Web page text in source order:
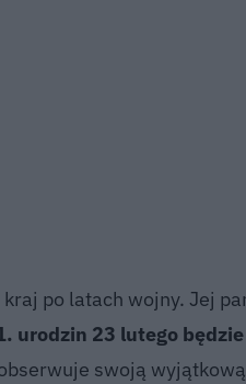
po latach wojny. Jej
urodzin 23 lutego
swoją